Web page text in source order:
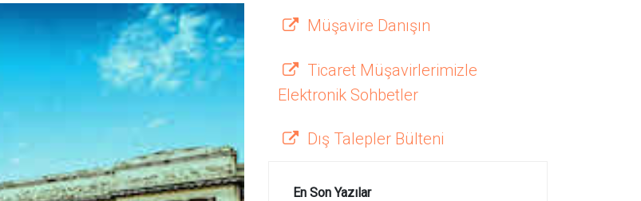
Müşavire Danışın
Ticaret Müşavirlerimizle
Elektronik Sohbetler
Dış Talepler Bülteni
En Son Yazılar